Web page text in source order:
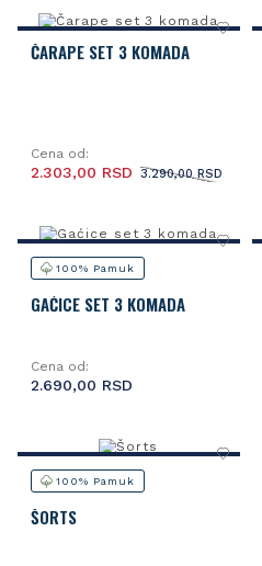
ČARAPE SET 3 KOMADA
Cena od:
3.290,00 RSD
2.303,00 RSD
100% Pamuk
GAĆICE SET 3 KOMADA
Cena od:
2.690,00 RSD
100% Pamuk
ŠORTS